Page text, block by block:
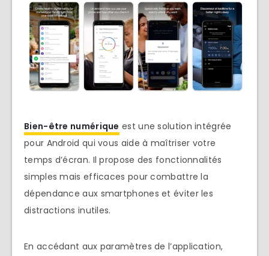
Bien-être numérique est une solution intégrée
pour Android qui vous aide à maîtriser votre
temps d’écran. Il propose des fonctionnalités
simples mais efficaces pour combattre la
dépendance aux smartphones et éviter les
distractions inutiles.
En accédant aux paramètres de l’application,